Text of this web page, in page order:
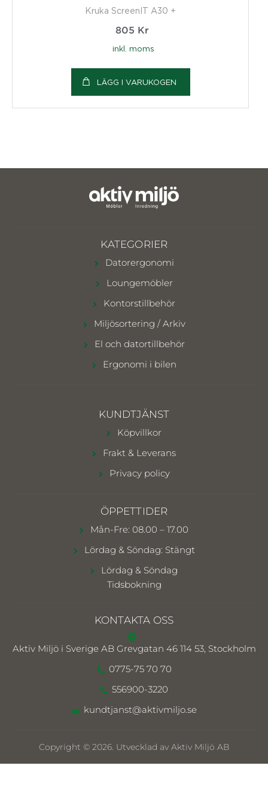
Kruka ScreenIT A30 +
805 Kr
inkl. moms
LÄGG I VARUKOGEN
KATEGORIER
Datorergonomi
Loungemöbler
Kontorstillbehör
Miljösortering / Arkiv
El och datortillbehör
Ergonomi i bilen
KUNDTJÄNST
Köpvillkor
Frakt & Leverans
Privacy policy
ÖPPETTIDER
Mån-Fre: 08.00 – 17.00
Lördag & Söndag: Stängt
Lördag & Söndag
Tidsbokning
KONTAKTA OSS
Aktiv Miljö i Sverige AB Grevgatan 46 114 53, Stockholm
0775-75 70 70
556900-3220
kundtjanst@aktivmiljo.se
Copyright © 2026. Utvecklad av Aktiv Miljö AB